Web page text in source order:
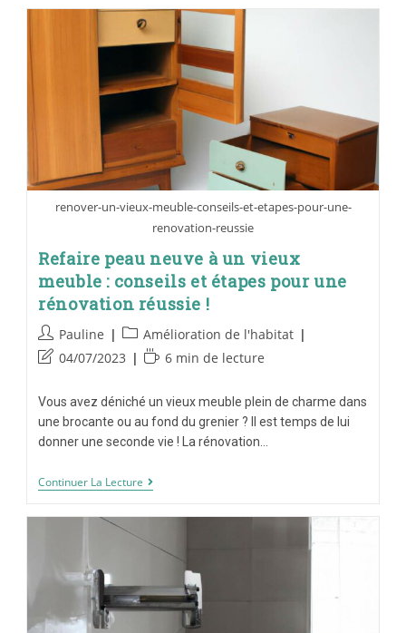
renover-un-vieux-meuble-conseils-et-etapes-pour-une-
renovation-reussie
Refaire peau neuve à un vieux
meuble : conseils et étapes pour une
rénovation réussie !
Pauline
Amélioration de l'habitat
04/07/2023
6 min de lecture
Vous avez déniché un vieux meuble plein de charme dans
une brocante ou au fond du grenier ? Il est temps de lui
donner une seconde vie ! La rénovation…
Continuer La Lecture